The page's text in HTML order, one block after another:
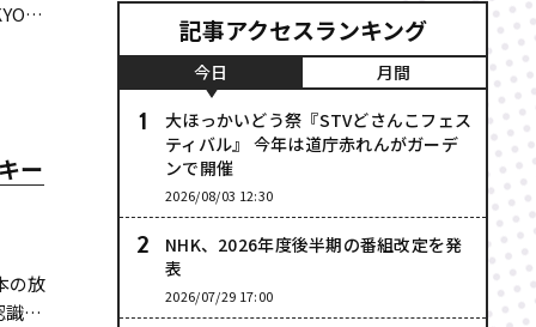
巫
送
ー
の放
識AI
記事アクセスランキング
今日
月間
大ほっかいどう祭『STVどさんこフェス
ティバル』 今年は道庁赤れんがガーデ
ンで開催
2026/08/03 12:30
NHK、2026年度後半期の番組改定を発
表
2026/07/29 17:00